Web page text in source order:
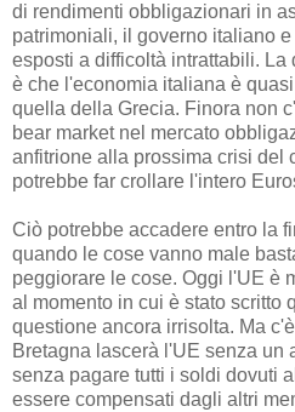
di rendimenti obbligazionari in
patrimoniali, il governo italiano
esposti a difficoltà intrattabili. La
è che l'economia italiana è
quella della Grecia. Finora non
bear market nel mercato
anfitrione alla prossima crisi del
potrebbe far crollare l'intero
Ciò potrebbe accadere entro la
quando le cose vanno male
peggiorare le cose. Oggi l'UE è
al momento in cui è stato scritto
questione ancora irrisolta. Ma
Bretagna lascerà l'UE senza un
senza pagare tutti i soldi dovuti
essere compensati dagli altri